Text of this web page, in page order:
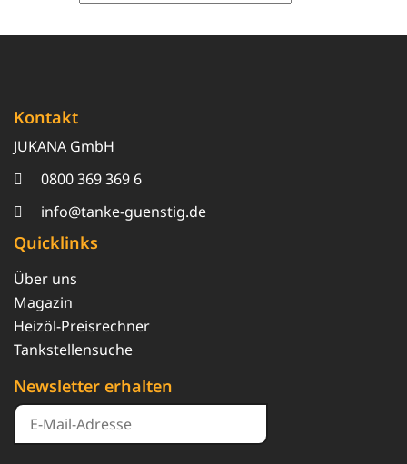
Kontakt
JUKANA GmbH
0800 369 369 6
info@tanke-guenstig.de
Quicklinks
Über uns
Magazin
Heizöl-Preisrechner
Tankstellensuche
Newsletter erhalten